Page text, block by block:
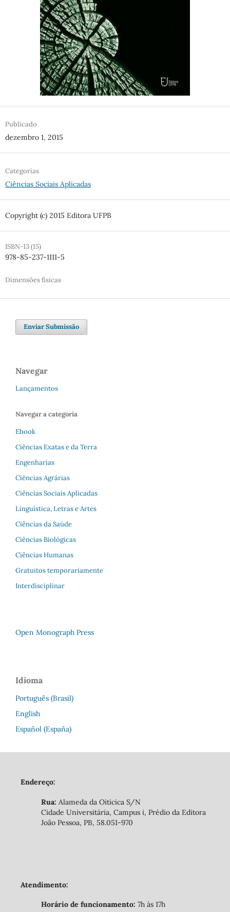
Publicado
dezembro 1, 2015
Categorias
Ciências Sociais Aplicadas
Copyright (c) 2015 Editora UFPB
ISBN-13 (15)
978-85-237-1111-5
Dimensões físicas
Enviar Submissão
Navegar
Lançamentos
Navegar a categoria
Ebook
Ciências Exatas e da Terra
Engenharias
Ciências Agrárias
Ciências Sociais Aplicadas
Linguística, Letras e Artes
Ciências da Saúde
Ciências Biológicas
Ciências Humanas
Gratuitos temporariamente
Interdisciplinar
Open Monograph Press
Idioma
Português (Brasil)
English
Español (España)
Endereço:
Rua: Alameda da Oiticica S/N
Cidade Universitária, Campus i, Prédio da Editora
João Pessoa, PB, 58.051-970
Atendimento:
Horário de funcionamento: 7h às 17h